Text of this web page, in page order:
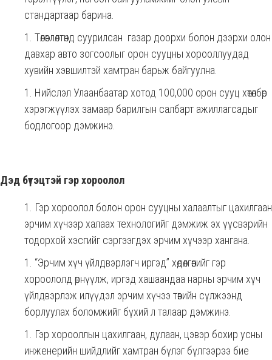
стандартаар барина.
Төлөвлөлтөнд суурилсан газар доорхи болон дээрхи олон
давхар авто зогсоолыг орон сууцны хорооллуудад
хувийн хэвшилтэй хамтран барьж байгуулна.
Нийслэл Улаанбаатар хотод 100,000 орон сууц хөтөлбөр
хэрэгжүүлэх замаар барилгын салбарт ажиллагсадыг
бодлогоор дэмжинэ.
Дэд бүтэцтэй гэр хороолол
Гэр хороолол болон орон сууцны халаалтыг цахилгаан
эрчим хүчээр халаах технологийг дэмжиж эх үүсвэрийн
тодорхой хэсгийг сэргээгдэх эрчим хүчээр хангана.
“Эрчим хүч үйлдвэрлэгч иргэд” хөдөлгөөнийг гэр
хороололд өрнүүлж, иргэд хашаандаа нарны эрчим хүч
үйлдвэрлэж илүүдэл эрчим хүчээ төвийн сүлжээнд
борлуулах боломжийг бүхий л талаар дэмжинэ.
Гэр хорооллын цахилгаан, дулаан, цэвэр бохир усны
инженерийн шийдлийг хамтран бүлэг бүлгээрээ бие